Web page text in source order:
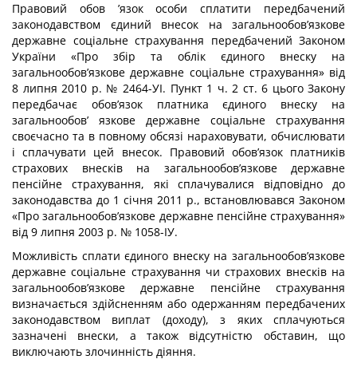
Правовий обов ’язок особи сплатити передбачений
законодавством єдиний внесок на загальнообов’язкове
державне соціальне страхування передбачений Законом
Укра­їни «Про збір та облік єдиного внеску на
загальнообов’язкове державне соціальне страхування» від
8 липня 2010 р. № 2464-УІ. Пункт 1 ч. 2 ст. 6 цього Закону
перед­бачає обов’язок платника єдиного внеску на
загальнообов’ язкове державне соціальне страхування
своєчасно та в повному обсязі нараховувати, обчислювати
і сплачувати цей внесок. Правовий обов’язок платників
страхових внесків на загальнообов’язкове державне
пенсійне страхування, які сплачувалися відповідно до
законодавства до 1 січня 2011 р., встановлювався Законом
«Про загальнообов’язкове державне пенсій­не страхування»
від 9 липня 2003 р. № 1058-ІУ.
Можливість сплати єдиного внеску на загальнообов’язкове
державне соціальне страхування чи страхових внесків на
загальнообов’язкове державне пенсійне страху­вання
визначається здійсненням або одержанням передбачених
законодавством виплат (доходу), з яких сплачуються
зазначені внески, а також відсутністю обставин, що
виключають злочинність діяння.